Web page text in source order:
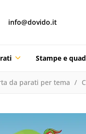
info@dovido.it
Stampe e
da parati per tema